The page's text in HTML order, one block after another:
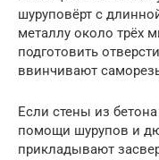
шуруповёрт с
металлу около трёх
подготовить
ввинчивают
Если стены из
помощи шурупов и
прикладывают